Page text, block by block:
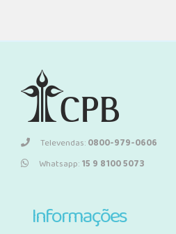
Televendas:0800-979-0606
Whatsapp:15 9 8100 5073
Informações